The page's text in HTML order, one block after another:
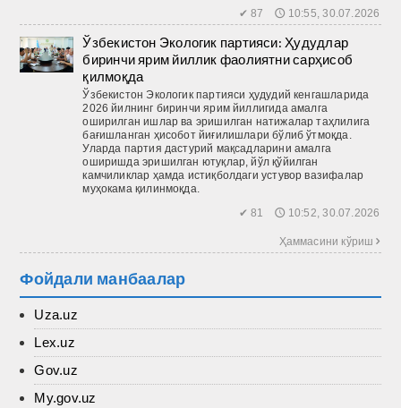
✔ 87 🕔 10:55, 30.07.2026
Ўзбекистон Экологик партияси: Ҳудудлар
биринчи ярим йиллик фаолиятни сарҳисоб
қилмоқда
Ўзбекис­тон Экологик партияси ҳудудий кенгашларида
2026 йилнинг биринчи ярим йиллигида амалга
оширилган ишлар ва эришилган натижалар таҳлилига
бағишланган ҳисобот йиғилишлари бўлиб ўтмоқда.
Уларда партия дастурий мақсадларини амалга
оширишда эришилган ютуқлар, йўл қў­йилган
камчиликлар ҳамда истиқболдаги устувор вазифалар
муҳокама қилинмоқда.
✔ 81 🕔 10:52, 30.07.2026
Ҳаммасини кўриш 
Фойдали манбаалар
Uza.uz
Lex.uz
Gov.uz
My.gov.uz